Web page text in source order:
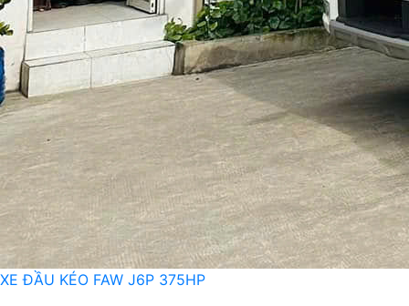
XE ĐẦU KÉO FAW J6P 375HP